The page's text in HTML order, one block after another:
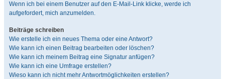
Wenn ich bei einem Benutzer auf den E-Mail-Link klicke, werde ich
aufgefordert, mich anzumelden.
Beiträge schreiben
Wie erstelle ich ein neues Thema oder eine Antwort?
Wie kann ich einen Beitrag bearbeiten oder löschen?
Wie kann ich meinem Beitrag eine Signatur anfügen?
Wie kann ich eine Umfrage erstellen?
Wieso kann ich nicht mehr Antwortmöglichkeiten erstellen?